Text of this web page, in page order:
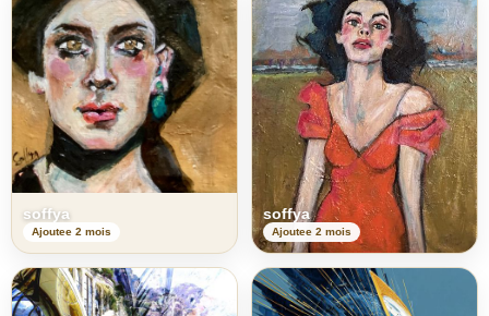
soffya
Ajoutee 2 mois
soffya
Ajoutee 2 mois